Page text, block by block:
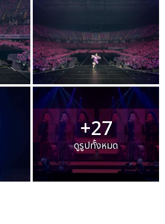
+27
ดูรูปทั้งหมด